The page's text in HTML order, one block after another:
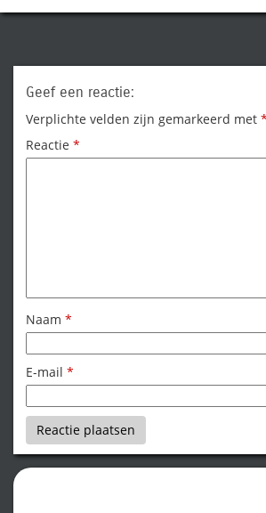
Geef een reactie:
Verplichte velden zijn gemarkeerd met *
Reactie *
Naam *
E-mail *